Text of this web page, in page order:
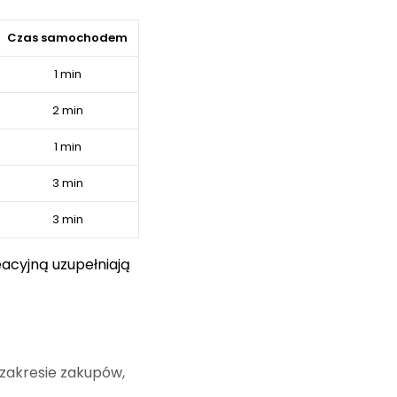
Czas samochodem
1 min
2 min
1 min
3 min
3 min
uzupełniają
zakupów,